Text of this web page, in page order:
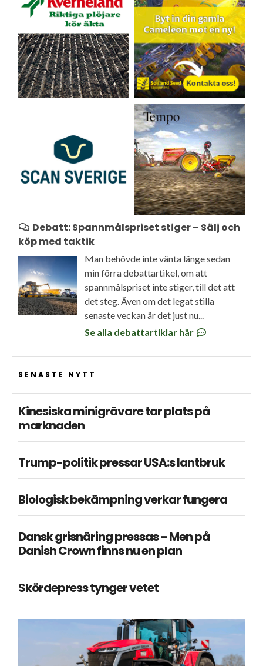
Debatt: Spannmålspriset stiger – Sälj och
köp med taktik
Man behövde inte vänta länge sedan
min förra debattartikel, om att
spannmålspriset inte stiger, till det att
det steg. Även om det legat stilla
senaste veckan är det just nu...
Se alla debattartiklar här
SENASTE NYTT
Kinesiska minigrävare tar plats på
marknaden
Trump-politik pressar USA:s lantbruk
Biologisk bekämpning verkar fungera
Dansk grisnäring pressas – Men på
Danish Crown finns nu en plan
Skördepress tynger vetet